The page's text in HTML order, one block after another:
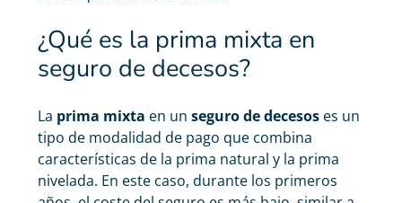
¿Qué es la prima mixta en
seguro de decesos?
La prima mixta en un seguro de decesos es un
tipo de modalidad de pago que combina
características de la prima natural y la prima
nivelada. En este caso, durante los primeros